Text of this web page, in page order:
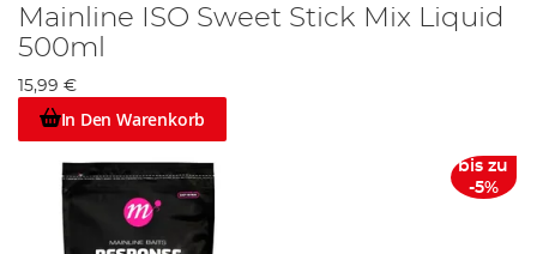
Mainline ISO Sweet Stick Mix Liquid
500ml
15,99 €
In Den Warenkorb
bis zu
-5%